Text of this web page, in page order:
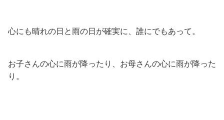
心にも晴れの日と雨の日が確実に、誰にでもあって。
お子さんの心に雨が降ったり、お母さんの心に雨が降った
り。